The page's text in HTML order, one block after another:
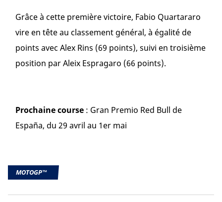
Grâce à cette première victoire, Fabio Quartararo
vire en tête au classement général, à égalité de
points avec Alex Rins (69 points), suivi en troisième
position par Aleix Espragaro (66 points).
Prochaine course : Gran Premio Red Bull de
España, du 29 avril au 1er mai
MOTOGP™